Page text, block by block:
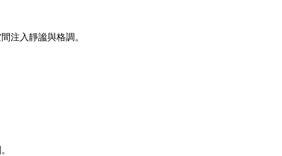
注入靜謐與格調。